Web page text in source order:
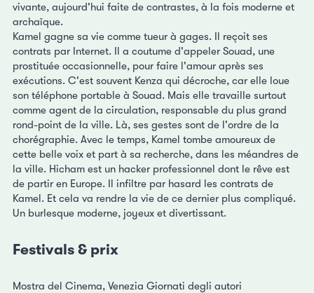
vivante, aujourd'hui faite de contrastes, à la fois moderne et
archaïque.
Kamel gagne sa vie comme tueur à gages. Il reçoit ses
contrats par Internet. Il a coutume d'appeler Souad, une
prostituée occasionnelle, pour faire l'amour après ses
exécutions. C'est souvent Kenza qui décroche, car elle loue
son téléphone portable à Souad. Mais elle travaille surtout
comme agent de la circulation, responsable du plus grand
rond-point de la ville. Là, ses gestes sont de l'ordre de la
chorégraphie. Avec le temps, Kamel tombe amoureux de
cette belle voix et part à sa recherche, dans les méandres de
la ville. Hicham est un hacker professionnel dont le rêve est
de partir en Europe. Il infiltre par hasard les contrats de
Kamel. Et cela va rendre la vie de ce dernier plus compliqué.
Un burlesque moderne, joyeux et divertissant.
Festivals & prix
Mostra del Cinema, Venezia Giornati degli autori